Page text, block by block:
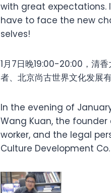
with great expectations.
have to face the new
selves!
1月7日晚19:00-20:00，清
者、北京尚古世界文化发展
In the evening of
Wang Kuan, the founder
worker, and the legal
Culture Development Co.